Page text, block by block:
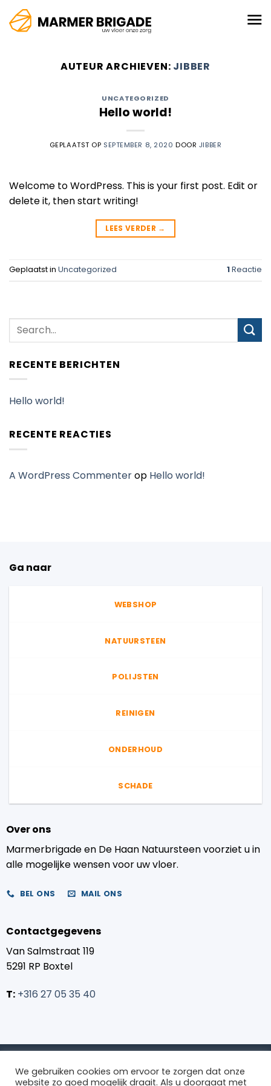
naar
AUTEUR ARCHIEVEN: JIBBER
UNCATEGORIZED
Hello world!
GEPLAATST OP SEPTEMBER 8, 2020 DOOR JIBBER
Welcome to WordPress. This is your first post. Edit or
delete it, then start writing!
LEES VERDER →
Geplaatst in Uncategorized 1Reactie
RECENTE BERICHTEN
Hello world!
RECENTE REACTIES
A WordPress Commenterop Hello world!
Ga naar
WEBSHOP
NATUURSTEEN
POLIJSTEN
REINIGEN
ONDERHOUD
SCHADE
Over ons
Marmerbrigade en De Haan Natuursteen voorziet u in
alle mogelijke wensen voor uw vloer.
BEL ONS MAIL ONS
Contactgegevens
Van Salmstraat 119
5291 RP Boxtel
T: +316 27 05 35 40
We gebruiken cookies om ervoor te zorgen dat onze
website zo goed mogelijk draait. Als u doorgaat met